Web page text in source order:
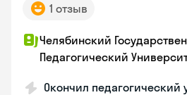
1 отзыв
Челябинский
Педагогический
Окончил педагогический